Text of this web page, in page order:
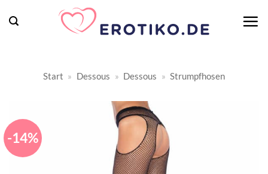
Inhalt
Start » Dessous » Dessous » Strumpfhosen
-14%